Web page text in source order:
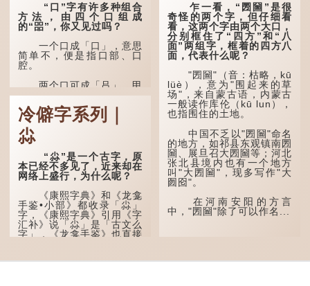
“口”字有许多种组合
方法，由四个口组成
的“㗊”，你又见过吗？
一个口成「口」，意思
简单不，便是指口部、口
腔。
两个口可成「吕」，甲
骨文字形，象脊骨形，本义
是指脊椎骨，中间有一条竖
线把脊椎段串联起来。现代
通用为姓氏。两个口也可以
写成「吅」（音：喧），古
同「喧」，大声呼叫的意
三个口为「品」，这个
字用法最为普遍。始见于商
代甲骨文，古字形从三口，
表示众多...
冷僻字系列｜
尛
“尛”是一个古字，原
本已经不多见了，近来却在
网络上盛行，为什么呢？
《康熙字典》和《龙龛
手鉴•小部》都收录「尛」
字，《康熙字典》引用《字
汇补》说「尛」是「古文么
字」，《龙龛手鉴》也直接
「么」在古文中常表示
乍一看，“圐圙”是很
奇怪的两个字，但仔细看
看，这两个字由两个大口，
分别框住了“四方”和“八
面”两组字，框着的四方八
面，代表什么呢？
"圐圙"（音：枯略，kū
lüè），意为"围起来的草
场"，来自蒙古语，内蒙古
一般读作库伦（kū lun），
也指围住的土地。
中国不乏以"圐圙"命名
的地方，如祁县东观镇南圐
圙、展旦召大圐圙等；河北
张北县境内也有一个地方
叫"大圐圙"，现多写作"大
囫囵"。
在河南安阳的方言
中，"圐圙"除了可以作名...